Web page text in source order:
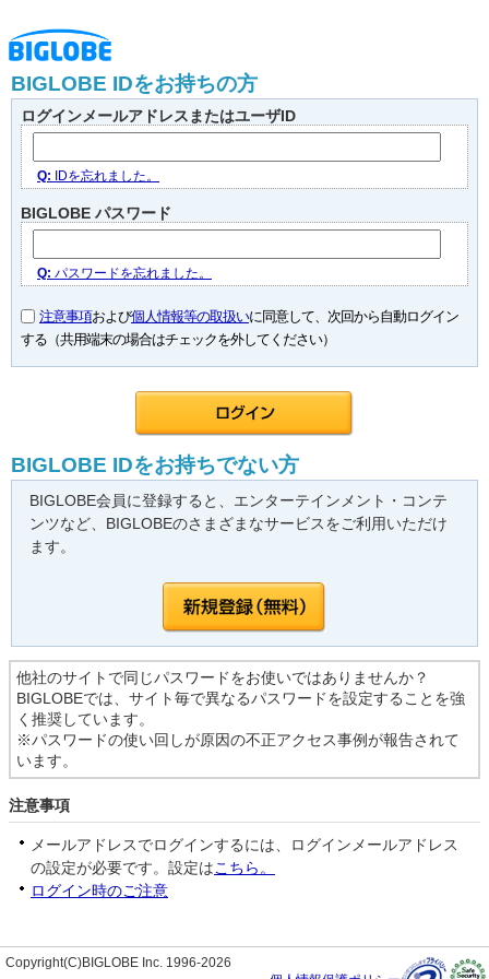
BIGLOBE IDをお持ちの方
ログインメールアドレスまたはユーザID
Q: IDを忘れました。
BIGLOBE パスワード
Q: パスワードを忘れました。
注意事項および個人情報等の取扱いに同意して、次回から自動ログイン
する（共用端末の場合はチェックを外してください）
BIGLOBE IDをお持ちでない方
BIGLOBE会員に登録すると、エンターテインメント・コンテ
ンツなど、BIGLOBEのさまざまなサービスをご利用いただけ
ます。
他社のサイトで同じパスワードをお使いではありませんか？
BIGLOBEでは、サイト毎で異なるパスワードを設定することを強
く推奨しています。
※パスワードの使い回しが原因の不正アクセス事例が報告されて
います。
注意事項
メールアドレスでログインするには、ログインメールアドレス
の設定が必要です。設定はこちら。
ログイン時のご注意
Copyright(C)BIGLOBE Inc. 1996-2026